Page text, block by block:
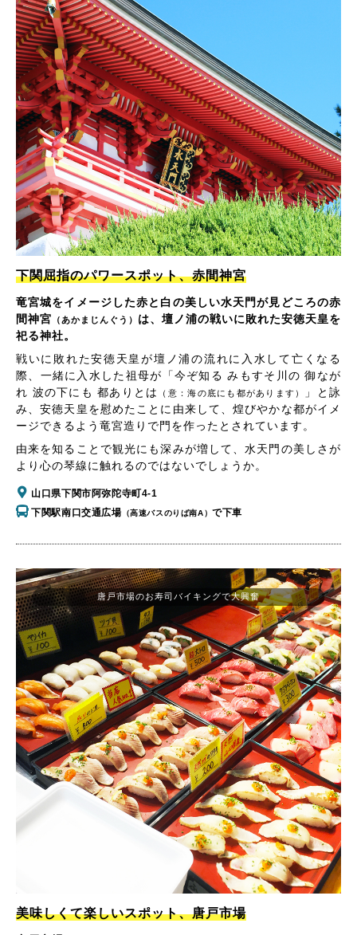
下関屈指のパワースポット、赤間神宮
竜宮城をイメージした赤と白の美しい水天門が見どころの赤
間神宮 （あかまじんぐう） は、壇ノ浦の戦いに敗れた安徳天皇を
祀る神社。
戦いに敗れた安徳天皇が壇ノ浦の流れに入水して亡くなる
際、一緒に入水した祖母が「今ぞ知る みもすそ川の 御なが
れ 波の下にも 都ありとは
（意：海の底にも都があります）
」と詠
み、安徳天皇を慰めたことに由来して、煌びやかな都がイメ
ージできるよう竜宮造りで門を作ったとされています。
由来を知ることで観光にも深みが増して、水天門の美しさが
より心の琴線に触れるのではないでしょうか。
山口県下関市阿弥陀寺町4-1
下関駅南口交通広場 （高速バスのりば南A）で下車
唐戸市場のお寿司バイキングで大興奮
美味しくて楽しいスポット、唐戸市場